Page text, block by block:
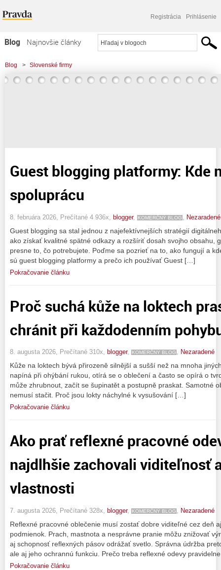
Registrácia Prihlásenie
Blog
Najnovšie články
Najčítanejšie články
Najkomentovanejšie články
Blog > Slovenské firmy
Guest blogging platformy: Kde
spoluprácu
8. februára 2026, Prečítané 4 936x, blogger, KOMERČNÝ BLOG Nezaradené
Guest blogging sa stal jednou z najefektívnejších stratégií
ako získať kvalitné spätné odkazy a rozšíriť dosah svojho obsahu,
presne to, čo potrebujete. Poďme sa pozrieť na to, ako fungují a
sú guest blogging platformy a prečo ich používať Guest […]
Pokračovanie článku
Proč suchá kůže na loktech
chránit při každodenním
8. augusta 2026, Prečítané 310x, blogger, KOMERČNÝ BLOG , Nezaradené
Kůže na loktech bývá přirozeně silnější a sušší než na mnoha
napíná při ohýbání rukou, otírá se o oblečení a často se opírá o
může zhrubnout, začít se šupinatět a postupně praskat. Samotné
nemusí stačit. Proč jsou lokty náchylné k vysušování […]
Pokračovanie článku
Ako prať reflexné pracovné
najdlhšie zachovali viditeľnosť
vlastnosti
7. augusta 2026, Prečítané 328x, blogger, KOMERČNÝ BLOG Nezaradené
Reflexné pracovné oblečenie musí zostať dobre viditeľné cez deň
podmienok. Prach, mastnota a nesprávne pranie môžu znižovať
aj schopnosť reflexných pásov odrážať svetlo. Správna údržba
ale aj jeho ochrannú funkciu. Prečo treba reflexné odevy
Pokračovanie článku